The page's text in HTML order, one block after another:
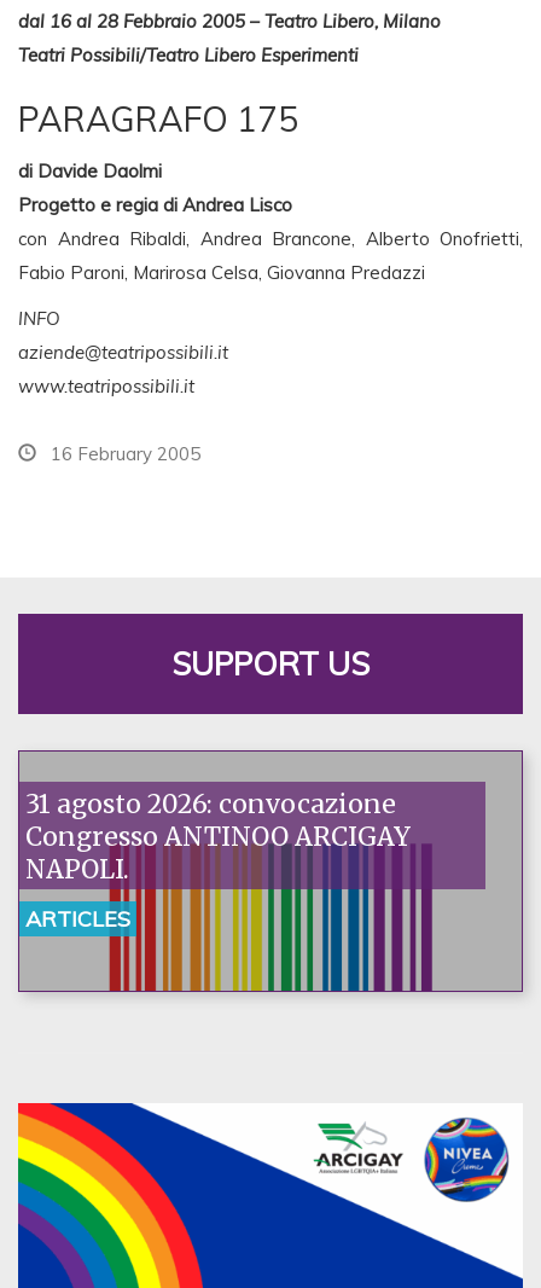
dal 16 al 28 Febbraio 2005 – Teatro Libero, Milano
Teatri Possibili/Teatro Libero Esperimenti
PARAGRAFO 175
di Davide Daolmi
Progetto e regia di Andrea Lisco
con Andrea Ribaldi, Andrea Brancone, Alberto Onofrietti,
Fabio Paroni, Marirosa Celsa, Giovanna Predazzi
INFO
aziende@teatripossibili.it
www.teatripossibili.it
16 February 2005
SUPPORT US
31 agosto 2026: convocazione
Congresso ANTINOO ARCIGAY
NAPOLI.
ARTICLES